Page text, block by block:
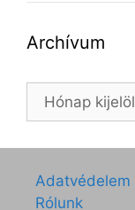
Archívum
Archívum
Adatvédelem
Rólunk